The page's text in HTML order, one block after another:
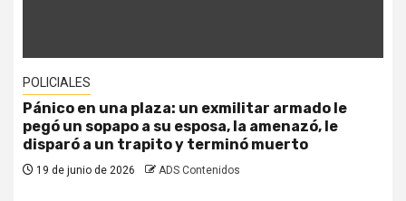
POLICIALES
Pánico en una plaza: un exmilitar armado le
pegó un sopapo a su esposa, la amenazó, le
disparó a un trapito y terminó muerto
19 de junio de 2026 ADS Contenidos